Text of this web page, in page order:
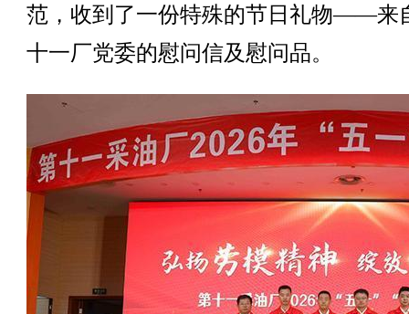
范，收到了一份特殊的节日礼物——来
十一厂党委的慰问信及慰问品。